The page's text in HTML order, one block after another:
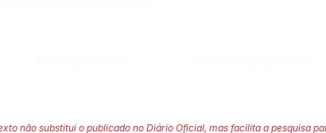
não substitui o publicado no Diário Oficial, mas facilita a pesquisa